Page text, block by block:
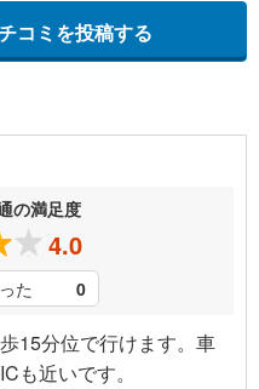
コミを投稿する
の満足度
4.0
た 0
15分位で行けます。車
も近いです。